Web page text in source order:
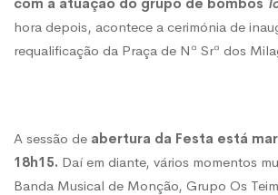
hora depois, acontece a cerimónia de
requalificação da Praça de Nª Srª dos
A sessão de abertura da Festa está
18h15. Daí em diante, vários momentos
Banda Musical de Monção, Grupo Os